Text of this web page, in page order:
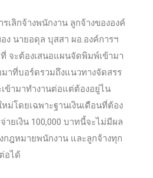
รเลิกจ้างพนักงาน ลูกจ้างขององค์
ง นายอดุล บุสสา ผอ.องค์การฯ
จะต้องเสนอแผนจัดพิมพ์เข้ามา
าที่บอร์ดรวมถึงแนวทางจัดสรร
ข้ามาทำงานต่อแต่ต้องอยู่ไน
ม่โดยเฉพาะฐานเงินเดือนที่ต้อง
ายเงิน 100,000 บาทนี้จะไม่มีผล
กฎหมายพนักงาน และลูกจ้างทุก
อได้